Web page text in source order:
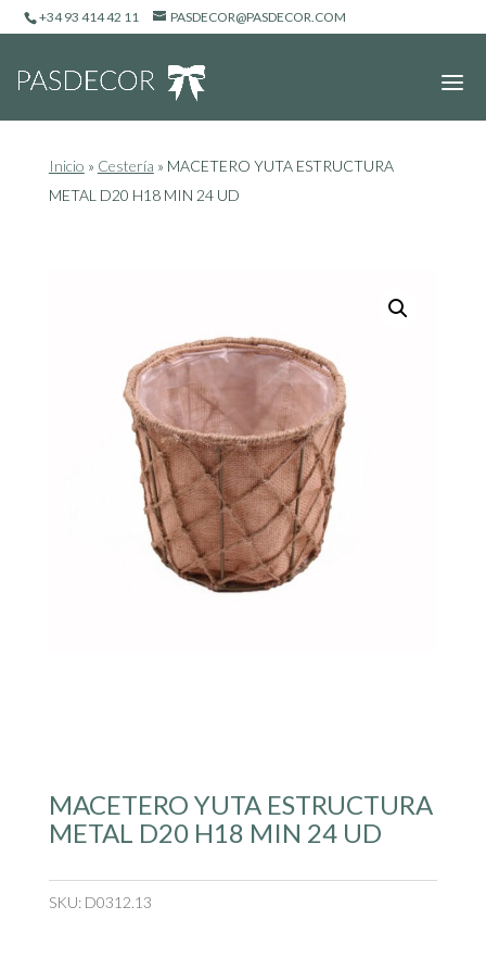
+34 93 414 42 11 PASDECOR@PASDECOR.COM
Inicio » Cestería » MACETERO YUTA ESTRUCTURA
METAL D20 H18 MIN 24 UD
MACETERO YUTA ESTRUCTURA
METAL D20 H18 MIN 24 UD
SKU: D0312.13